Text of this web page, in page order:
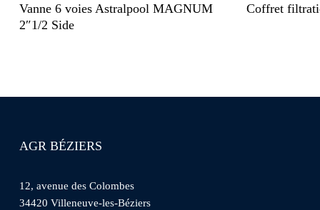
Vanne 6 voies Astralpool MAGNUM
2″1/2 Side
Coffret
AGR BÉZIERS
12, avenue des Colombes
34420 Villeneuve-les-Béziers